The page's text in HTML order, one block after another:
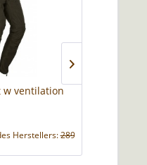
w ventilation
Herstellers:289,90 € *